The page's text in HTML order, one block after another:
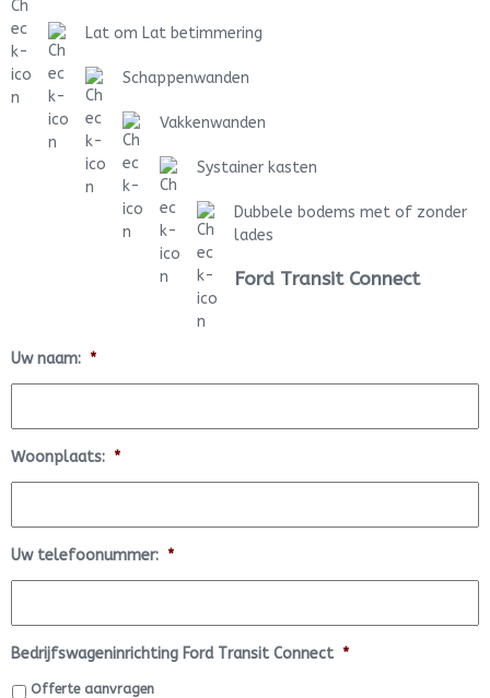
Lat om Lat betimmering
Schappenwanden
Vakkenwanden
Systainer kasten
Dubbele bodems met of zonder
lades
Ford Transit Connect
Uw naam: *
Woonplaats: *
Uw telefoonummer: *
Bedrijfswageninrichting Ford Transit Connect *
Offerte aanvragen